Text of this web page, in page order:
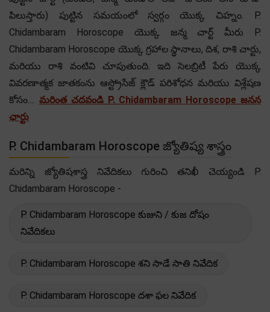
పిలుస్తారు) పుట్టిన సమయంలో స్వర్గం యొక్క చిహ్నం. P.
Chidambaram Horoscope యొక్క జన్మ చార్ట్ మీరు P.
Chidambaram Horoscope యొక్క గ్రహాల స్థానాలు, దిశ, రాశి చార్టు,
మరియు రాశి వంటివి చూపుతుంది. ఇది సెలబ్రిటీ పేరు యొక్క
వివరణాత్మక జాతకంను ఆస్ట్రోసేజ్ క్లౌడ్ పరిశోధన మరియు విశ్లేషణ
కోసం.... మరింత చదవండి P. Chidambaram Horoscope జనన
ఛార్టు
P. Chidambaram Horoscope జ్యోతిష్య శాస్త్రం
మరిన్ని జ్యోతిషశాస్త్ర నివేదికలు గురించి తనిఖీ చెయ్యండి P.
Chidambaram Horoscope -
P. Chidambaram Horoscope కుజుని / కుజ దోషం
నివేదికలు
P. Chidambaram Horoscope శని సాడే సాతి నివేదిక
P. Chidambaram Horoscope దశా ఫల నివేదిక